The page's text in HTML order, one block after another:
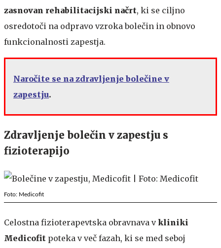
zasnovan rehabilitacijski načrt, ki se ciljno
osredotoči na odpravo vzroka bolečin in obnovo
funkcionalnosti zapestja.
Naročite se na zdravljenje bolečine v
zapestju.
​​Zdravljenje bolečin v zapestju s
fizioterapijo​​​
Foto: Medicofit
Celostna fizioterapevtska obravnava v ​kliniki
Medicofit poteka v več fazah, ki se med seboj